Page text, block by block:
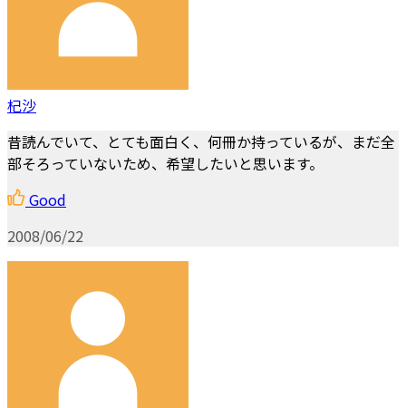
杞沙
昔読んでいて、とても面白く、何冊か持っているが、まだ全
部そろっていないため、希望したいと思います。
Good
2008/06/22